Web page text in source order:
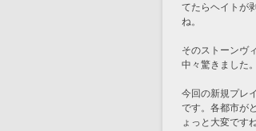
てたらヘイトが
ね。
そのストーンヴ
中々驚きました
今回の新規プレ
です。各都市が
ょっと大変ですね